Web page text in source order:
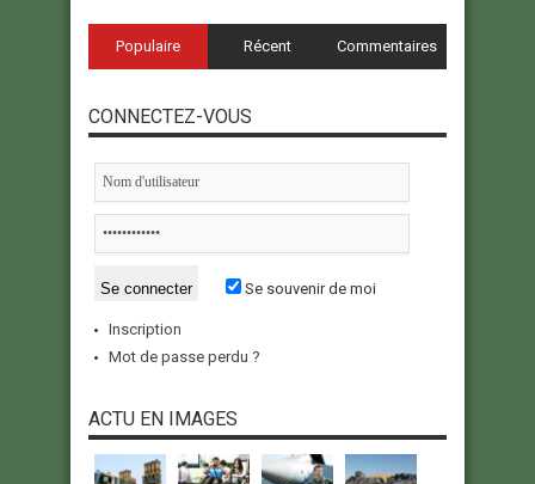
Populaire Récent Commentaires
CONNECTEZ-VOUS
Se souvenir de moi
Inscription
Mot de passe perdu ?
ACTU EN IMAGES